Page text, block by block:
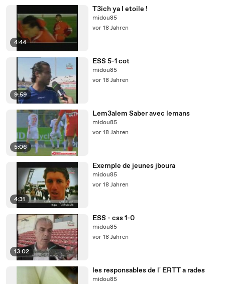
4:44
T3ich ya l etoile !
midou85
vor 18 Jahren
9:59
ESS 5-1 cot
midou85
vor 18 Jahren
5:06
Lem3alem Saber avec lemans
midou85
vor 18 Jahren
4:31
Exemple de jeunes jboura
midou85
vor 18 Jahren
13:02
ESS - css 1-0
midou85
vor 18 Jahren
les responsables de l' ERTT a rades
midou85